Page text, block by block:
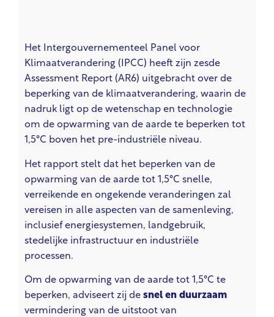
Het Intergouvernementeel Panel voor
Klimaatverandering (IPCC) heeft zijn zesde
Assessment Report (AR6) uitgebracht over de
beperking van de klimaatverandering, waarin de
nadruk ligt op de wetenschap en technologie
om de opwarming van de aarde te beperken tot
1,5°C boven het pre-industriële niveau.
Het rapport stelt dat het beperken van de
opwarming van de aarde tot 1,5°C snelle,
verreikende en ongekende veranderingen zal
vereisen in alle aspecten van de samenleving,
inclusief energiesystemen, landgebruik,
stedelijke infrastructuur en industriële
processen.
Om de opwarming van de aarde tot 1,5°C te
beperken, adviseert zij de snel en duurzaam
vermindering van de uitstoot van